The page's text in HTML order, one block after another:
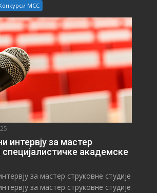
МСС
интервју за мастер
специјалистичке академске
за мастер струковне студије
за мастер струковне студије